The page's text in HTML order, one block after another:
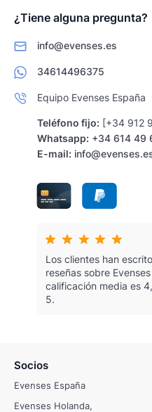
¿Tiene alguna pregunta?
info@evenses.es
34614496375
Equipo Evenses España
Teléfono fijo: [+34 912
Whatsapp: +34 614 49
E-mail:
Los clientes han
reseñas sobre Evenses
calificación media es
5.
Socios
Evenses España
Evenses Holanda